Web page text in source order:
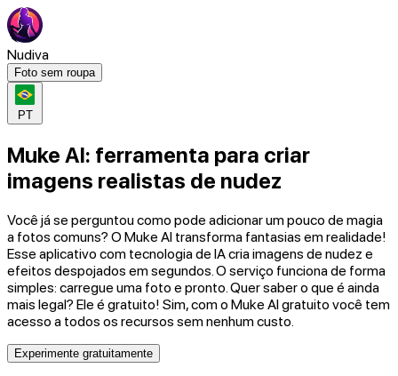
Nudiva
Foto sem roupa
PT
Muke AI: ferramenta para criar
imagens realistas de nudez
Você já se perguntou como pode adicionar um pouco de magia
a fotos comuns? O Muke AI transforma fantasias em realidade!
Esse aplicativo com tecnologia de IA cria imagens de nudez e
efeitos despojados em segundos. O serviço funciona de forma
simples: carregue uma foto e pronto. Quer saber o que é ainda
mais legal? Ele é gratuito! Sim, com o Muke AI gratuito você tem
acesso a todos os recursos sem nenhum custo.
Experimente gratuitamente